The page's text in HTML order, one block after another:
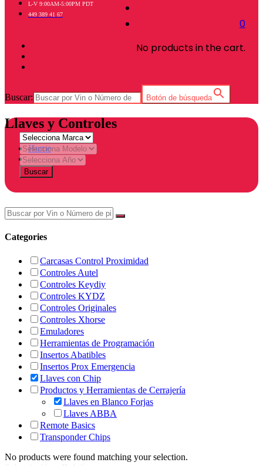
0
No products in the cart.
L-V 9:00AM-5:00PM PDT
449 389 41 67
Buscar: Botón de búsqueda
Llaves y Controles
Home
Tienda
Buscar
Categories
Carcasas Control Proximidad
Controles Autel
Controles Keydiy
Controles KYDZ
Controles Originales
Controles Xhorse
Emuladores
Herramientas de Programación
Insertos Abatibles
Insertos Prox Emergencia
Llaves con Chip
Productos y Herramientas de Cerrajería
Llaves en Blanco Forjas
Llaves ABBA
Remote Basics
Transponder Chips
No products were found matching your selection.